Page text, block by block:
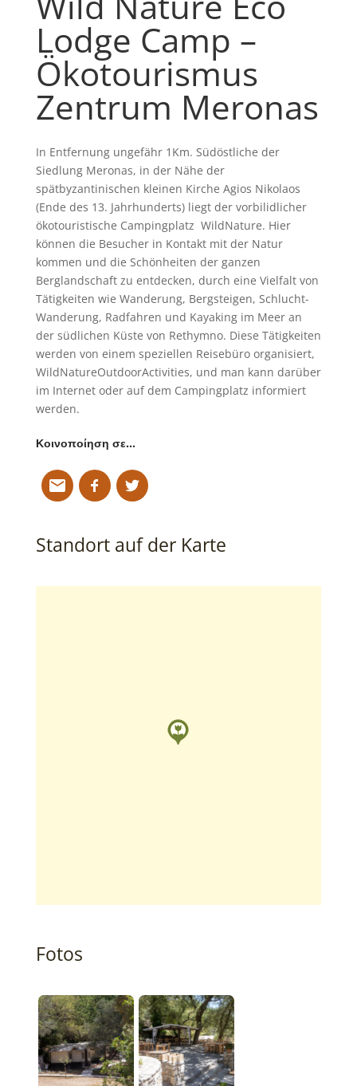
Lodge Camp –
Ökotourismus
Zentrum Meronas
In Entfernung ungefähr 1Km. Südöstliche der
Siedlung Meronas, in der Nähe der
spätbyzantinischen kleinen Kirche Agios Nikolaos
(Ende des 13. Jahrhunderts) liegt der vorbilidlicher
ökotouristische Campingplatz WildNature. Hier
können die Besucher in Kontakt mit der Natur
kommen und die Schönheiten der ganzen
Berglandschaft zu entdecken, durch eine Vielfalt von
Tätigkeiten wie Wanderung, Bergsteigen, Schlucht-
Wanderung, Radfahren und Kayaking im Meer an
der südlichen Küste von Rethymno. Diese Tätigkeiten
werden von einem speziellen Reisebüro organisiert,
WildNatureOutdoorActivities, und man kann darüber
im Internet oder auf dem Campingplatz informiert
werden.
Κοινοποίηση σε…
Standort auf der Karte
Fotos